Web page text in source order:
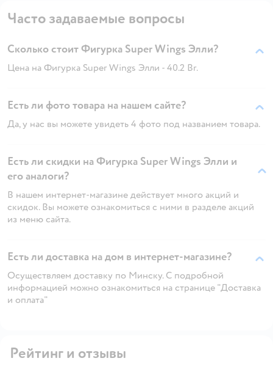
Часто задаваемые вопросы
Сколько стоит Фигурка Super Wings Элли?
Цена на Фигурка Super Wings Элли - 40.2 Br.
Есть ли фото товара на нашем сайте?
Да, у нас вы можете увидеть 4 фото под названием товара.
Есть ли скидки на Фигурка Super Wings Элли и
его аналоги?
В нашем интернет-магазине действует много акций и
скидок. Вы можете ознакомиться с ними в разделе акций
из меню сайта.
Есть ли доставка на дом в интернет-магазине?
Осуществляем доставку по Минску. С подробной
информацией можно ознакомиться на странице "Доставка
и оплата"
Рейтинг и отзывы